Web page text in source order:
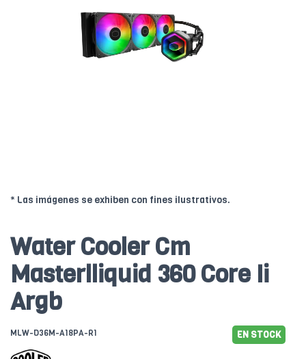
* Las imágenes se exhiben con fines ilustrativos.
Water Cooler Cm
Masterlliquid 360 Core Ii
Argb
MLW-D36M-A18PA-R1 EN STOCK